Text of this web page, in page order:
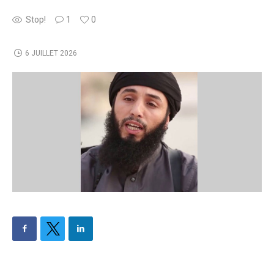
Stop! 1 0
6 JUILLET 2026